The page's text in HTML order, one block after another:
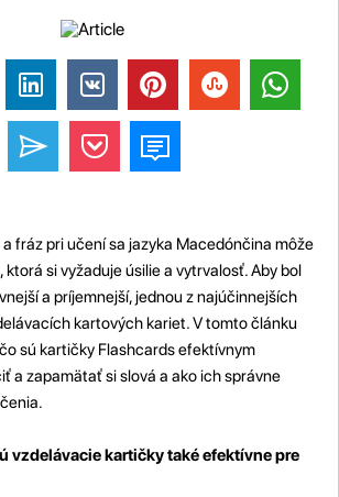
fráz pri učení sa jazyka Macedónčina môže
si vyžaduje úsilie a vytrvalosť. Aby bol
a príjemnejší, jednou z najúčinnejších
kartových kariet. V tomto článku
sú kartičky Flashcards efektívnym
a zapamätať si slová a ako ich správne
vzdelávacie kartičky také efektívne pre